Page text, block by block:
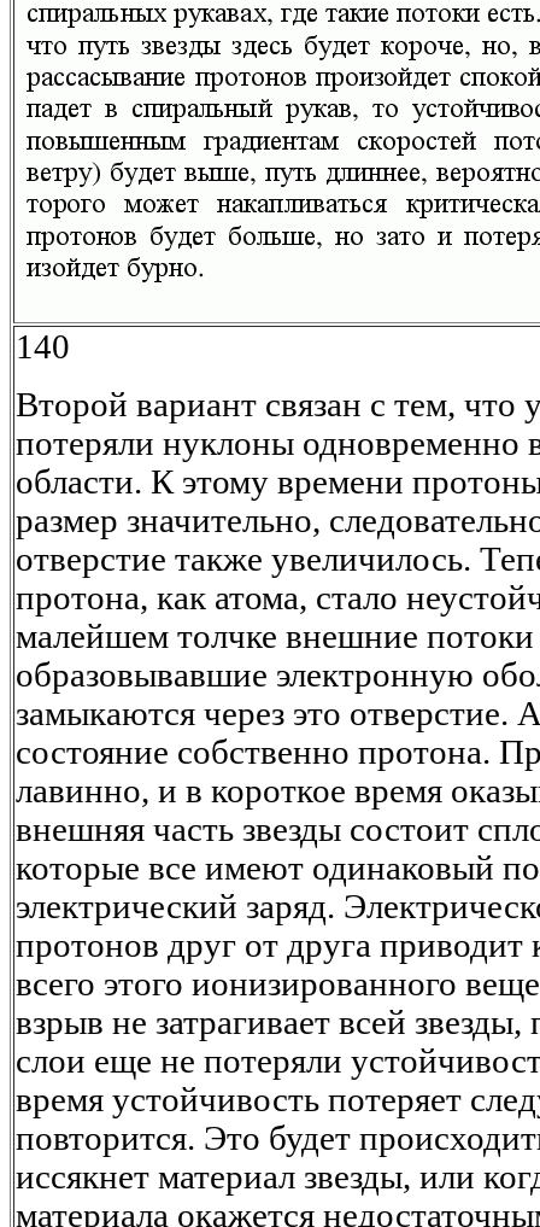
140
Второй вариант связан с тем, что
потеряли нуклоны одновременно
области. К этому времени
размер значительно,
отверстие также увеличилось.
протона, как атома, стало
малейшем толчке внешние
образовывавшие электронную
замыкаются через это отверстие.
состояние собственно протона.
лавинно, и в короткое время
внешняя часть звезды состоит
которые все имеют одинаковый
электрический заряд.
протонов друг от друга
всего этого ионизированного
взрыв не затрагивает всей
слои еще не потеряли
время устойчивость потеряет
повторится. Это будет
иссякнет материал звезды, или
материала окажется